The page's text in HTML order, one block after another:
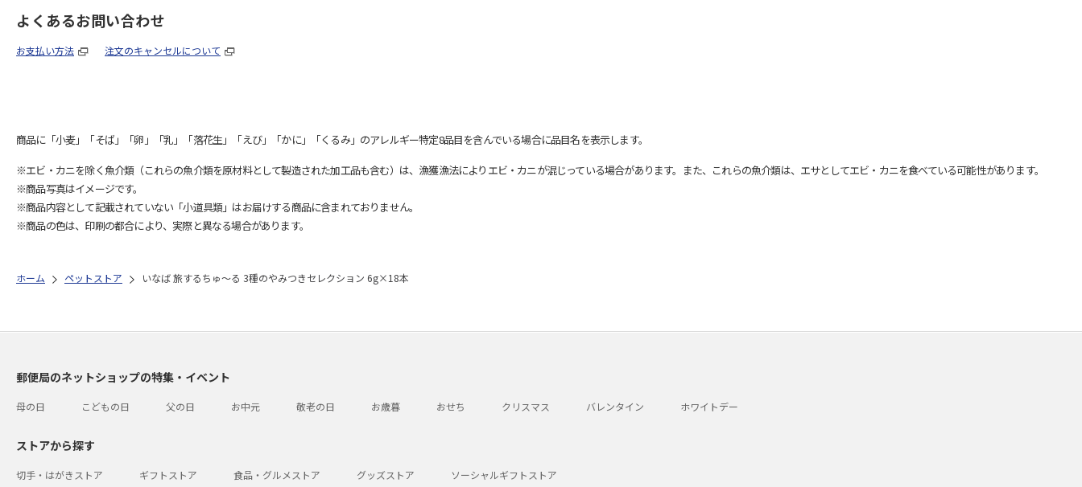
よくあるお問い合わせ
お支払い方法 注文のキャンセルについて
商品に「小麦」「そば」「卵」「乳」「落花生」「えび」「かに」「くるみ」のアレルギー特定8品目を含んでいる場合に品目名を表示します。
※エビ・カニを除く魚介類（これらの魚介類を原材料として製造された加工品も含む）は、漁獲漁法によりエビ・カニが混じっている場合があります。また、これらの魚介類は、エサとしてエビ・カニを食べている可能性があります。
※商品写真はイメージです。
※商品内容として記載されていない「小道具類」はお届けする商品に含まれておりません。
※商品の色は、印刷の都合により、実際と異なる場合があります。
ホーム ペットストア いなば 旅するちゅ～る 3種のやみつきセレクション 6g×18本
郵便局のネットショップの特集・イベント
母の日 こどもの日 父の日 お中元 敬老の日 お歳暮 おせち クリスマス バレンタイン ホワイトデー
ストアから探す
切手・はがきストア ギフトストア 食品・グルメストア グッズストア ソーシャルギフトストア